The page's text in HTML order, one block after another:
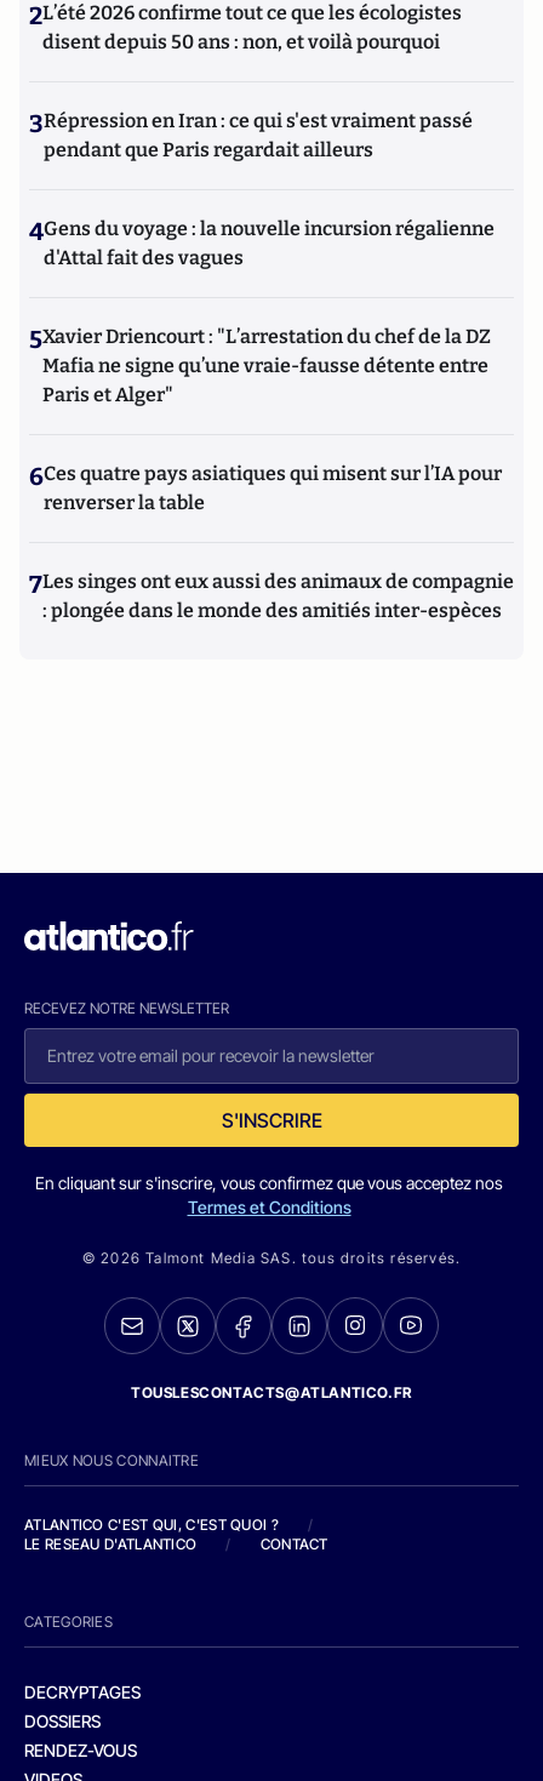
2L’été 2026 confirme tout ce que les écologistes
disent depuis 50 ans : non, et voilà pourquoi
3Répression en Iran : ce qui s'est vraiment passé
pendant que Paris regardait ailleurs
4Gens du voyage : la nouvelle incursion régalienne
d'Attal fait des vagues
5Xavier Driencourt : "L’arrestation du chef de la DZ
Mafia ne signe qu’une vraie-fausse détente entre
Paris et Alger"
6Ces quatre pays asiatiques qui misent sur l’IA pour
renverser la table
7Les singes ont eux aussi des animaux de compagnie
: plongée dans le monde des amitiés inter-espèces
RECEVEZ NOTRE NEWSLETTER
S'INSCRIRE
En cliquant sur s'inscrire, vous confirmez que vous acceptez nos
Termes et Conditions
© 2026 Talmont Media SAS. tous droits réservés.
TOUSLESCONTACTS@ATLANTICO.FR
MIEUX NOUS CONNAITRE
ATLANTICO C'EST QUI, C'EST QUOI ?
/
LE RESEAU D'ATLANTICO
/ CONTACT
CATEGORIES
DECRYPTAGES
DOSSIERS
RENDEZ-VOUS